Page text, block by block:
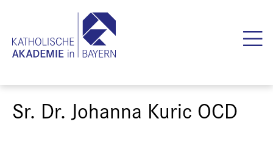
Sr. Dr. Johanna Kuric OCD